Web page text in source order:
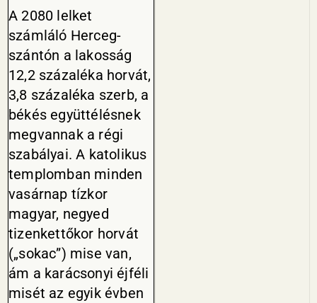
A 2080 lelket
számláló Herceg­
szántón a lakosság
12,2 százaléka horvát,
3,8 százaléka szerb, a
bé­kés együttélésnek
megvannak a régi
szabályai. A katolikus
temp­lomban minden
vasárnap tízkor
magyar, negyed
tizenkettőkor horvát
(„sokac”) mise van,
ám a karácsonyi éjféli
misét az egyik évben